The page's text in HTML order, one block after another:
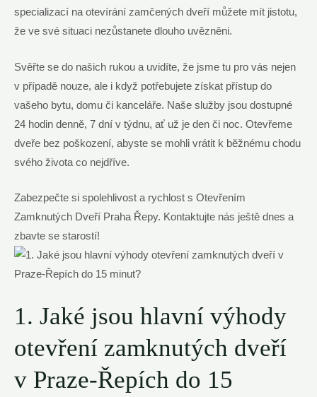
specializací na otevírání zamčených dveří můžete mít jistotu,
že ve své situaci nezůstanete dlouho uvězněni.
Svěřte se do našich rukou a uvidíte, že jsme tu pro vás nejen
v případě nouze, ale i když potřebujete získat přístup do
vašeho bytu, domu či kanceláře. Naše služby jsou dostupné
24 hodin denně, 7 dní v týdnu, ať už je den či noc. Otevřeme
dveře bez poškození, abyste se mohli vrátit k běžnému chodu
svého života co nejdříve.
Zabezpečte si spolehlivost a rychlost s Otevřením
Zamknutých Dveří Praha Řepy. Kontaktujte nás ještě dnes a
zbavte se starostí!
1. Jaké jsou hlavní výhody
otevření zamknutých dveří
v Praze-Řepích do 15